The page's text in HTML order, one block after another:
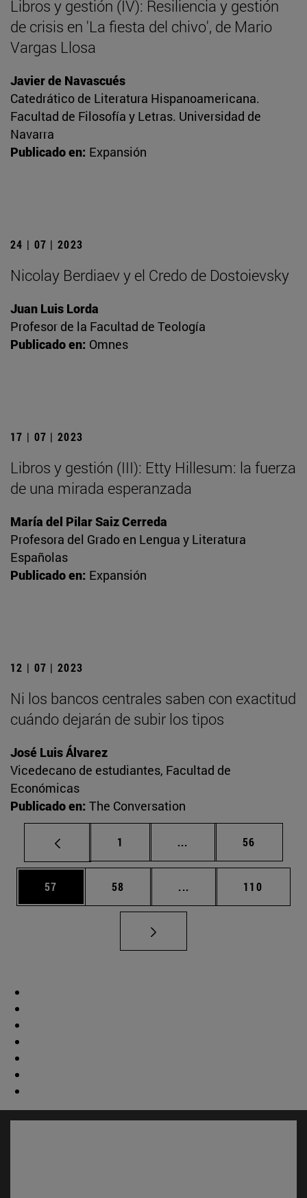
Libros y gestión (IV): Resiliencia y gestión
de crisis en 'La fiesta del chivo', de Mario
Vargas Llosa
Javier de Navascués
Catedrático de Literatura Hispanoamericana.
Facultad de Filosofía y Letras. Universidad de
Navarra
Publicado en: Expansión
24 | 07 | 2023
Nicolay Berdiaev y el Credo de Dostoievsky
Juan Luis Lorda
Profesor de la Facultad de Teología
Publicado en: Omnes
17 | 07 | 2023
Libros y gestión (III): Etty Hillesum: la fuerza
de una mirada esperanzada
María del Pilar Saiz Cerreda
Profesora del Grado en Lengua y Literatura
Españolas
Publicado en: Expansión
12 | 07 | 2023
Ni los bancos centrales saben con exactitud
cuándo dejarán de subir los tipos
José Luis Álvarez
Vicedecano de estudiantes, Facultad de
Económicas
Publicado en: The Conversation
Página
1 ... Páginas intermedias
Página
56
Página
57 Página
58 ... Páginas intermedias
Página
110